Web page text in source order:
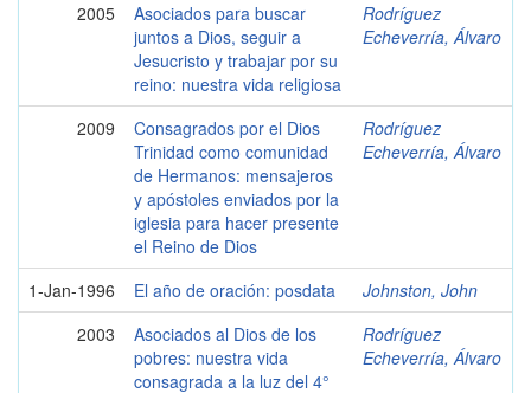
2005
Asociados para buscar
juntos a Dios, seguir a
Jesucristo y trabajar por su
reino: nuestra vida religiosa
Rodríguez
Echeverría, Álvaro
2009
Consagrados por el Dios
Trinidad como comunidad
de Hermanos: mensajeros
y apóstoles enviados por la
iglesia para hacer presente
el Reino de Dios
Rodríguez
Echeverría, Álvaro
1-Jan-1996 El año de oración: posdata
Johnston, John
2003
Asociados al Dios de los
pobres: nuestra vida
consagrada a la luz del 4°
Rodríguez
Echeverría, Álvaro